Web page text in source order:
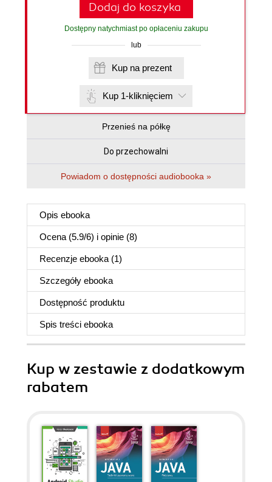
Dodaj do koszyka
Dostępny natychmiast po opłaceniu zakupu
lub
Kup na prezent
Kup 1-kliknięciem
Przenieś na półkę
Do przechowalni
Powiadom o dostępności audiobooka »
Opis ebooka
Ocena (5.9/6) i opinie (8)
Recenzje ebooka (1)
Szczegóły ebooka
Dostępność produktu
Spis treści ebooka
Kup w zestawie z dodatkowym
rabatem